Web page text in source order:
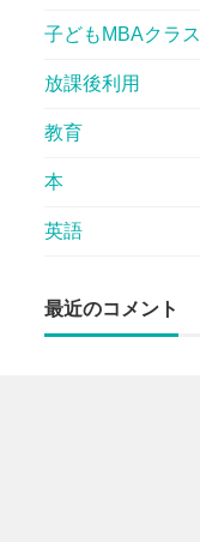
子どもMBAクラス
放課後利用
教育
本
英語
最近のコメント